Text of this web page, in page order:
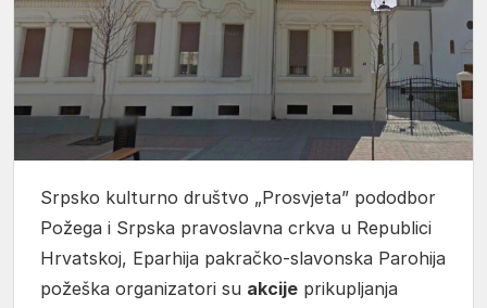
Srpsko kulturno društvo „Prosvjeta” pododbor
Požega i Srpska pravoslavna crkva u Republici
Hrvatskoj, Eparhija pakračko-slavonska Parohija
požeška organizatori su akcije prikupljanja